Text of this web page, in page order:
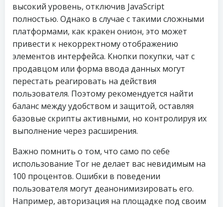
высокий уровень, отключив JavaScript
полностью. Однако в случае с такими сложными
платформами, как кракен онион, это может
привести к некорректному отображению
элементов интерфейса. Кнопки покупки, чат с
продавцом или форма ввода данных могут
перестать реагировать на действия
пользователя. Поэтому рекомендуется найти
баланс между удобством и защитой, оставляя
базовые скрипты активными, но контролируя их
выполнение через расширения.
Важно помнить о том, что само по себе
использование Tor не делает вас невидимым на
100 процентов. Ошибки в поведении
пользователя могут деанонимизировать его.
Например, авторизация на площадке под своим